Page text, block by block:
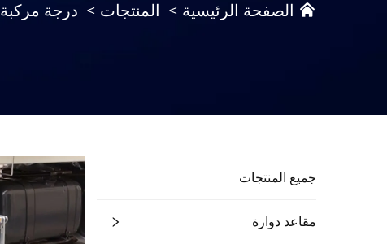
الصفحة الرئيسية > المنتجات > درجة مركبة
جميع المنتجات
مقاعد دوارة